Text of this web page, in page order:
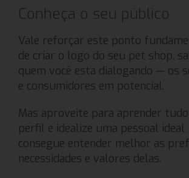
Conheça o seu público
Vale reforçar este ponto
de criar o logo do seu pet shop,
quem você está dialogando — os
e consumidores em potencial.
Mas aproveite para aprender
perfil e idealize uma pessoal ideal.
consegue entender melhor as
necessidades e valores delas.